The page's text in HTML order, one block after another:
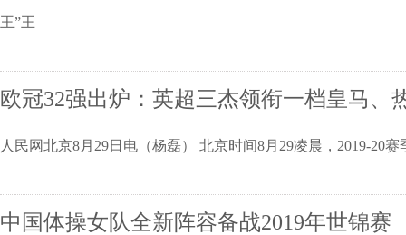
王”王
欧冠32强出炉：英超三杰领衔一档皇马、
人民网北京8月29日电（杨磊） 北京时间8月29凌晨，2019-20
中国体操女队全新阵容备战2019年世锦赛